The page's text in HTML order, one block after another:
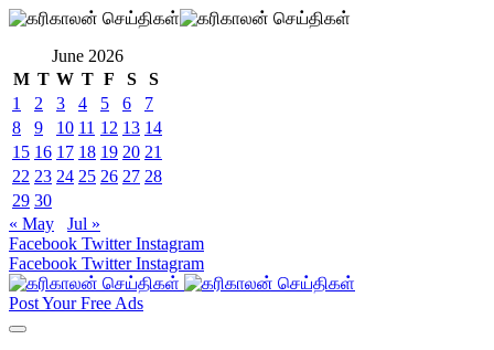
June 2026
M T W T F S
S
1
2 3 4 5 6
7
8
9 10 11 12 13 14
15 16 17 18 19 20 21
22 23 24 25 26 27 28
29 30
« May
Jul »
Facebook Twitter Instagram
Facebook Twitter Instagram
Post Your Free Ads